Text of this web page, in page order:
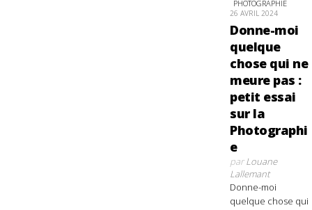
PHOTOGRAPHIE
26 AVRIL 2024
Donne-moi
quelque
chose qui ne
meure pas :
petit essai
sur la
Photographi
e
parLouane
Lallemant
Donne-moi
quelque chose qui